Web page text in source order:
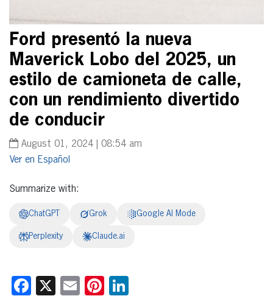
Ford presentó la nueva
Maverick Lobo del 2025, un
estilo de camioneta de calle,
con un rendimiento divertido
de conducir
August 01, 2024 | 08:54 am
Español
Summarize with:
ChatGPT Grok Google AI Mode
Perplexity Claude.ai
Facebook
X EmailPinterest